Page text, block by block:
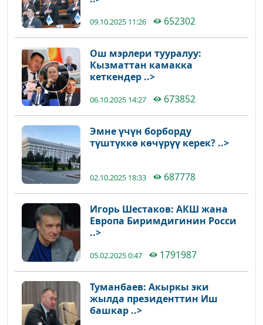
09.10.2025 11:26 652302
Ош мэрлери тууралуу:
Кызматтан камакка
кеткендер ..>
06.10.2025 14:27 673852
Эмне үчүн борборду
түштүккө көчүрүү керек? ..>
02.10.2025 18:33 687778
Игорь Шестаков: АКШ жана
Европа Биримдигинин Росси
..>
05.02.2025 0:47 1791987
Туманбаев: Акыркы эки
жылда президенттин Иш
башкар ..>